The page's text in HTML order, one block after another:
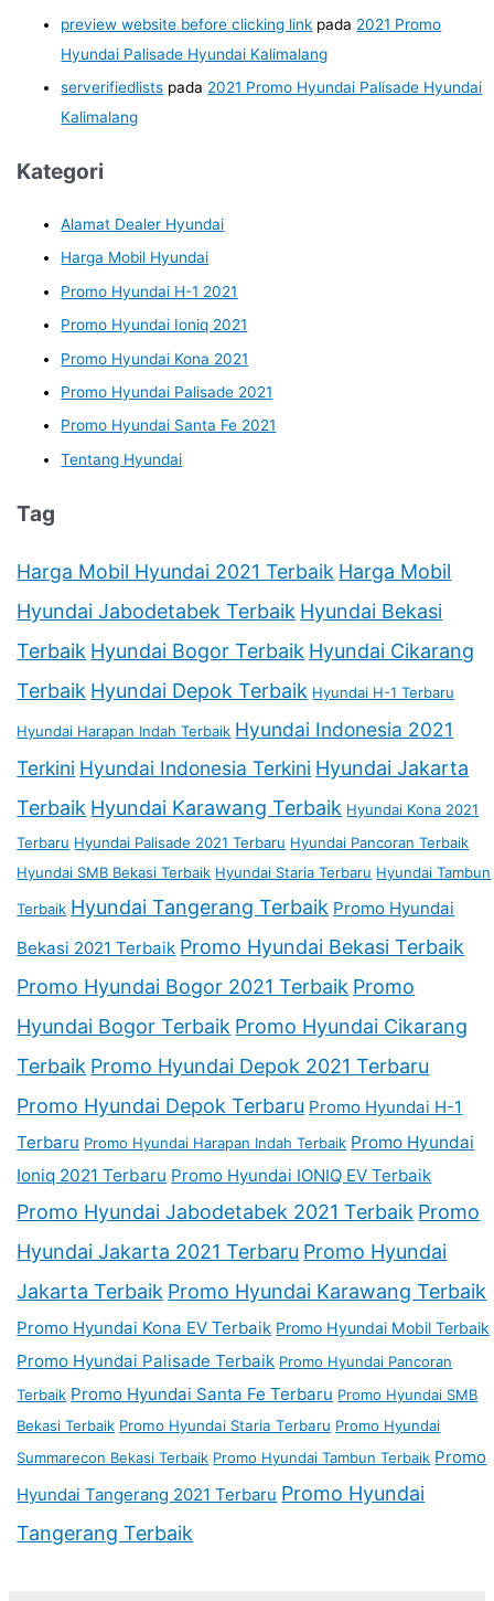
preview website before clicking link pada 2021 Promo
Hyundai Palisade Hyundai Kalimalang
serverifiedlists pada 2021 Promo Hyundai Palisade Hyundai
Kalimalang
Kategori
Alamat Dealer Hyundai
Harga Mobil Hyundai
Promo Hyundai H-1 2021
Promo Hyundai Ioniq 2021
Promo Hyundai Kona 2021
Promo Hyundai Palisade 2021
Promo Hyundai Santa Fe 2021
Tentang Hyundai
Tag
Harga Mobil Hyundai 2021 Terbaik Harga Mobil
Hyundai Jabodetabek Terbaik Hyundai Bekasi
Terbaik Hyundai Bogor Terbaik Hyundai Cikarang
Terbaik Hyundai Depok Terbaik Hyundai H-1 Terbaru
Hyundai Harapan Indah Terbaik Hyundai Indonesia 2021
Terkini Hyundai Indonesia Terkini Hyundai Jakarta
Terbaik Hyundai Karawang Terbaik Hyundai Kona 2021
Terbaru Hyundai Palisade 2021 Terbaru Hyundai Pancoran Terbaik
Hyundai SMB Bekasi Terbaik Hyundai Staria Terbaru Hyundai Tambun
Terbaik Hyundai Tangerang Terbaik Promo Hyundai
Bekasi 2021 Terbaik Promo Hyundai Bekasi Terbaik
Promo Hyundai Bogor 2021 Terbaik Promo
Hyundai Bogor Terbaik Promo Hyundai Cikarang
Terbaik Promo Hyundai Depok 2021 Terbaru
Promo Hyundai Depok Terbaru Promo Hyundai H-1
Terbaru Promo Hyundai Harapan Indah Terbaik Promo Hyundai
Ioniq 2021 Terbaru Promo Hyundai IONIQ EV Terbaik
Promo Hyundai Jabodetabek 2021 Terbaik Promo
Hyundai Jakarta 2021 Terbaru Promo Hyundai
Jakarta Terbaik Promo Hyundai Karawang Terbaik
Promo Hyundai Kona EV Terbaik Promo Hyundai Mobil Terbaik
Promo Hyundai Palisade Terbaik Promo Hyundai Pancoran
Terbaik Promo Hyundai Santa Fe Terbaru Promo Hyundai SMB
Bekasi Terbaik Promo Hyundai Staria Terbaru Promo Hyundai
Summarecon Bekasi Terbaik Promo Hyundai Tambun Terbaik Promo
Hyundai Tangerang 2021 Terbaru Promo Hyundai
Tangerang Terbaik